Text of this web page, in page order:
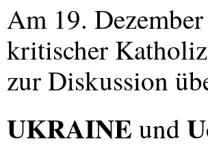
Am 19.
kritischer
zur Diskussion
UKRAINE und